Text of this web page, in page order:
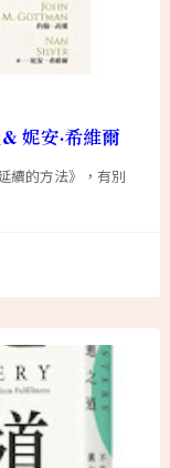
妮安·希維爾
續的方法》，有別